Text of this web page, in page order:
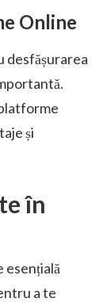
Online
și
în
esențială
a te